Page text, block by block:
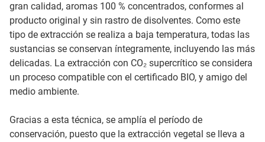
gran calidad, aromas 100 % concentrados, conformes al
producto original y sin rastro de disolventes. Como este
tipo de extracción se realiza a baja temperatura, todas las
sustancias se conservan íntegramente, incluyendo las más
delicadas. La extracción con CO₂ supercrítico se considera
un proceso compatible con el certificado BIO, y amigo del
medio ambiente.
Gracias a esta técnica, se amplía el período de
conservación, puesto que la extracción vegetal se lleva a